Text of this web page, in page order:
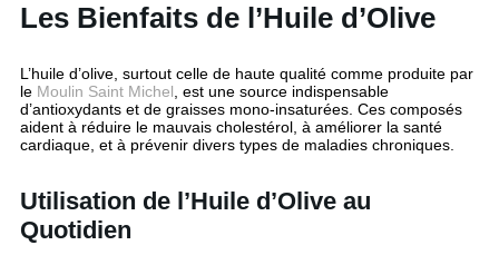
Les Bienfaits de l’Huile d’Olive
L’huile d’olive, surtout celle de haute qualité comme produite par
le Moulin Saint Michel, est une source indispensable
d’antioxydants et de graisses mono-insaturées. Ces composés
aident à réduire le mauvais cholestérol, à améliorer la santé
cardiaque, et à prévenir divers types de maladies chroniques.
Utilisation de l’Huile d’Olive au
Quotidien